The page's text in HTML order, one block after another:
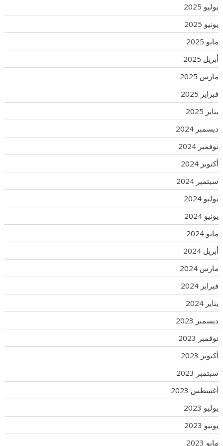
يوليو 2025
يونيو 2025
مايو 2025
أبريل 2025
مارس 2025
فبراير 2025
يناير 2025
ديسمبر 2024
نوفمبر 2024
أكتوبر 2024
سبتمبر 2024
يوليو 2024
يونيو 2024
مايو 2024
أبريل 2024
مارس 2024
فبراير 2024
يناير 2024
ديسمبر 2023
نوفمبر 2023
أكتوبر 2023
سبتمبر 2023
أغسطس 2023
يوليو 2023
يونيو 2023
مايو 2023